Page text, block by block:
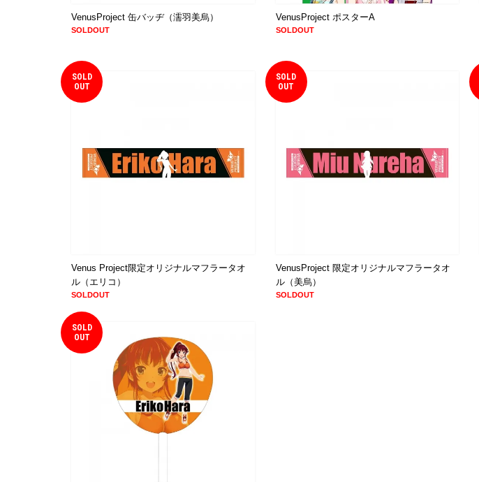
VenusProject 缶バッヂ（濡羽美烏）
SOLDOUT
VenusProject ポスターA
SOLDOUT
SOLD
OUT
Venus Project限定オリジナルマフラータオ
ル（エリコ）
SOLDOUT
SOLD
OUT
VenusProject 限定オリジナルマフラータオ
ル（美烏）
SOLDOUT
SOLD
OUT